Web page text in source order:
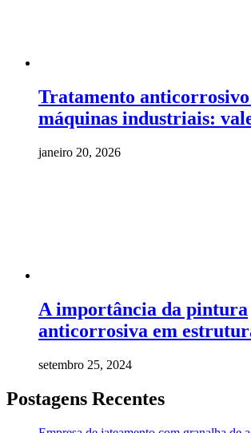
Tratamento
máquinas industriais:
janeiro 20, 2026
A importância da pintura
anticorrosiva em
setembro 25, 2024
Postagens Recentes